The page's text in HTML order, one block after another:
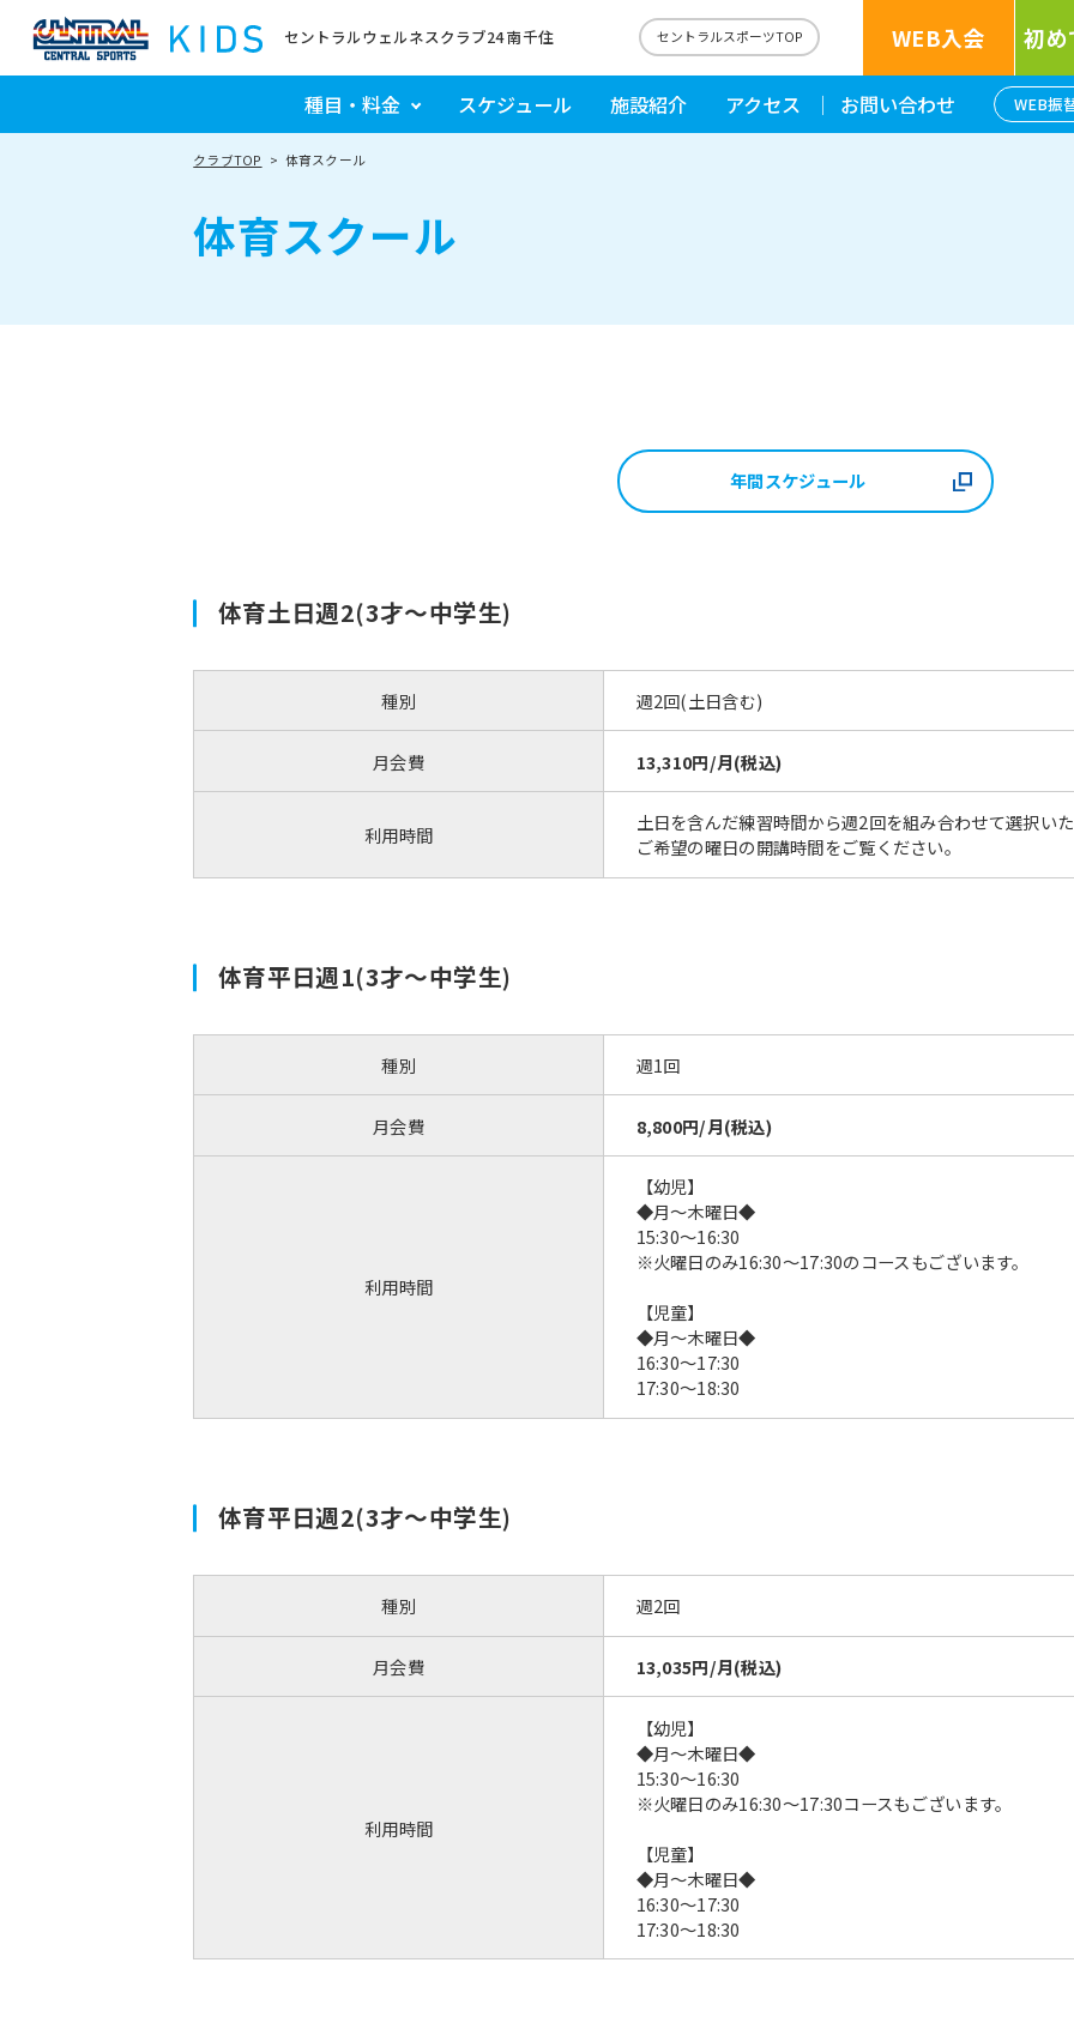
セントラルウェルネスクラブ24 南千住 セントラルスポーツTOP WEB入会 初め
種目・料金 スケジュール 施設紹介 アクセス お問い合わせ WEB振
クラブTOP 体育スクール
体育スクール
年間スケジュール
体育土日週2(3才～中学生)
種別 週2回(土日含む)
月会費 13,310円/月(税込)
利用時間
土日を含んだ練習時間から週2回を組み合わせて選択いた
ご希望の曜日の開講時間をご覧ください。
体育平日週1(3才～中学生)
種別 週1回
月会費 8,800円/月(税込)
利用時間
【幼児】
◆月〜木曜日◆
15:30〜16:30
※火曜日のみ16:30～17:30のコースもございます。
【児童】
◆月〜木曜日◆
16:30〜17:30
17:30〜18:30
体育平日週2(3才～中学生)
種別 週2回
月会費 13,035円/月(税込)
利用時間
【幼児】
◆月〜木曜日◆
15:30〜16:30
※火曜日のみ16:30～17:30コースもございます。
【児童】
◆月〜木曜日◆
16:30〜17:30
17:30〜18:30